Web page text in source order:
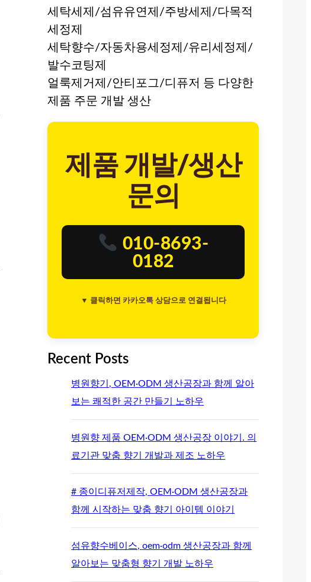
세탁세제/섬유유연제/주방세제/다목적
세정제
세탁향수/자동차용세정제/유리세정제/
발수코팅제
얼룩제거제/안티포그/디퓨저 등 다양한
제품 주문 개발 생산
제품 개발/생산
문의
010-8693-
0182
▼ 클릭하면 카카오톡 상담으로 연결됩니다
Recent Posts
병원향기, OEM·ODM 생산공장과 함께 알아
보는 쾌적한 공간 만들기 노하우
병원향 제품 OEM·ODM 생산공장 이야기. 의
료기관 맞춤 향기 개발과 제조 노하우
# 종이디퓨저제작, OEM·ODM 생산공장과
함께 시작하는 맞춤 향기 아이템 이야기
섬유향수베이스, oem·odm 생산공장과 함께
알아보는 맞춤형 향기 개발 노하우